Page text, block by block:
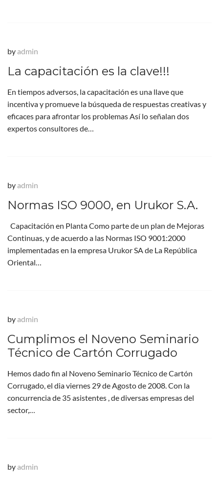
by admin
La capacitación es la clave!!!
En tiempos adversos, la capacitación es una llave que
incentiva y promueve la búsqueda de respuestas creativas y
eficaces para afrontar los problemas Así lo señalan dos
expertos consultores de…
by admin
Normas ISO 9000, en Urukor S.A.
Capacitación en Planta Como parte de un plan de Mejoras
Continuas, y de acuerdo a las Normas ISO 9001:2000
implementadas en la empresa Urukor SA de La República
Oriental…
by admin
Cumplimos el Noveno Seminario
Técnico de Cartón Corrugado
Hemos dado fin al Noveno Seminario Técnico de Cartón
Corrugado, el dia viernes 29 de Agosto de 2008. Con la
concurrencia de 35 asistentes , de diversas empresas del
sector,…
by admin